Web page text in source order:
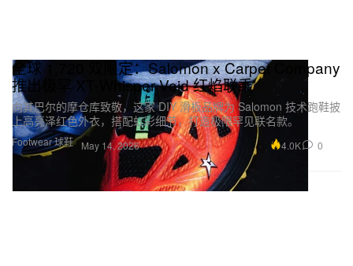
Footwear 球鞋
全球 1,720 双限定：Salomon x Carpet Company
推出极罕 XT-Whisper Void 红焰联乘
向其巴尔的摩仓库致敬，这家 DIY 滑板品牌为 Salomon 技术跑鞋披
上高亮泽红色外衣，搭配虹彩细节，打造极限罕见联名款。
May 14, 2026 4.0K 0